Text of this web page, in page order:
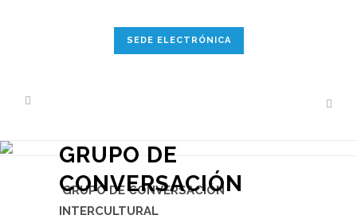
SEDE ELECTRÓNICA
GRUPO DE
CONVERSACIÓN
GRUPO DE CONVERSACIÓN
INTERCULTURAL